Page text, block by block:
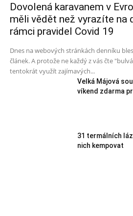
Dovolená karavanem v
měli vědět než vyrazíte na
rámci pravidel Covid 19
Dnes na webových stránkách denníku
článek. A protože ne každý z vás čte
tentokrát využít zajímavých...
Velká Májová
víkend zdarma
31 termálních
nich kempovat